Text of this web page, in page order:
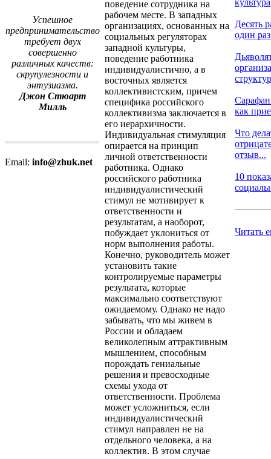
Успешное
предпринимательство
требует двух
совершенно
различных качеств:
скрупулезности и
энтузиазма.
Джон Стюарт
Милль
Email: info@zhuk.net
поведение сотрудника на
рабочем месте. В западных
организациях, основанных на
социальных регуляторах
западной культуры,
поведение работника
индивидуалистично, а в
восточных является
коллективистским, причем
специфика российского
коллективизма заключается в
его иерархичности.
Индивидуальная стимуляция
опирается на принцип
личной ответственности
работника. Однако
российского работника
индивидуалистический
стимул не мотивирует к
ответственности и
результатам, а наоборот,
побуждает уклониться от
норм выполнения работы.
Конечно, руководитель может
установить такие
контролируемые параметры
результата, которые
максимально соответствуют
ожидаемому. Однако не надо
забывать, что мы живем в
России и обладаем
великолепным аттрактивным
мышлением, способным
порождать гениальные
решения и превосходные
схемы ухода от
ответственности. Проблема
может усложниться, если
индивидуалистический
стимул направлен не на
отдельного человека, а на
коллектив. В этом случае
культура
Десять
один
структур
как
Что
отзыв...
10
Читать